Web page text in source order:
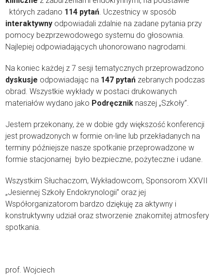
których zadano 114 pytań . Uczestnicy w sposób
interaktywny odpowiadali zdalnie na zadane pytania przy
pomocy bezprzewodowego systemu do głosownia.
Najlepiej odpowiadających uhonorowano nagrodami.
Na koniec każdej z 7 sesji tematycznych przeprowadzono
dyskusje odpowiadając na 147 pytań zebranych podczas
obrad. Wszystkie wykłady w postaci drukowanych
materiałów wydano jako Podręcznik naszej „Szkoły”.
Jestem przekonany, że w dobie gdy większość konferencji
jest prowadzonych w formie on-line lub przekładanych na
terminy późniejsze nasze spotkanie przeprowadzone w
formie stacjonarnej było bezpieczne, pożyteczne i udane.
Wszystkim Słuchaczom, Wykładowcom, Sponsorom XXVII
„Jesiennej Szkoły Endokrynologii” oraz jej
Współorganizatorom bardzo dziękuję za aktywny i
konstruktywny udział oraz stworzenie znakomitej atmosfery
spotkania.
prof. Wojciech